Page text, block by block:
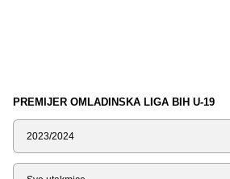
PREMIJER OMLADINSKA LIGA BIH U-19
Sezona
Tip